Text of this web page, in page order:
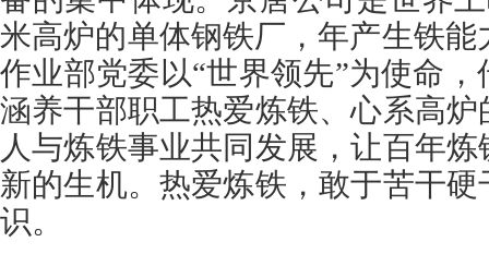
米高炉的单体钢铁厂，年产生铁能
作业部党委以“世界领先”为使命
涵养干部职工热爱炼铁、心系高
人与炼铁事业共同发展，让百年
新的生机。热爱炼铁，敢于苦干
识。